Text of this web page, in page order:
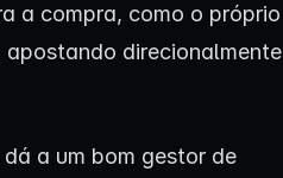
a compra, como o próprio
direcionalmente
a um bom gestor de